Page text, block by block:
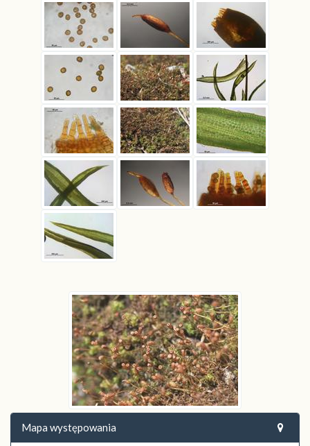
Mapa występowania